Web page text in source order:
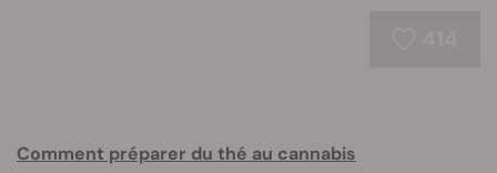
Comment préparer du thé au cannabis